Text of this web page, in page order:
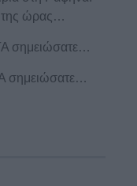
της ώρας…
σημειώσατε…